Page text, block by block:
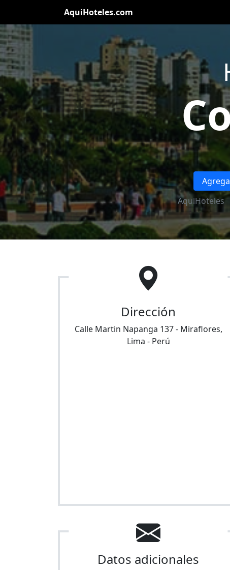
AquiHoteles.com
AquiHoteles
Dirección
Calle Martin Napanga 137- Miraflores,
Lima - Perú
Datos adicionales